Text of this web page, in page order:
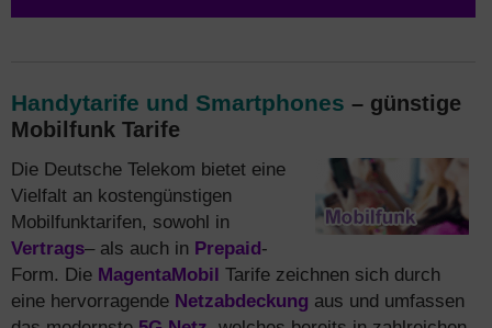
Handytarife und Smartphones – günstige
Mobilfunk Tarife
Die Deutsche Telekom bietet eine
Vielfalt an kostengünstigen
Mobilfunktarifen, sowohl in
Vertrags– als auch in Prepaid-
Form. Die MagentaMobil Tarife zeichnen sich durch
eine hervorragende Netzabdeckung aus und umfassen